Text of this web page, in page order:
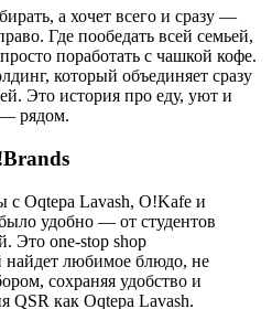
а хочет всего и сразу —
Где пообедать всей семьей,
поработать с чашкой кофе.
который объединяет сразу
Это история про еду, уют и
— рядом.
с Oqtepa Lavash, O!Kafe и
удобно — от студентов
Это one-stop shop
найдет любимое блюдо, не
сохраняя удобство и
QSR как Oqtepa Lavash.